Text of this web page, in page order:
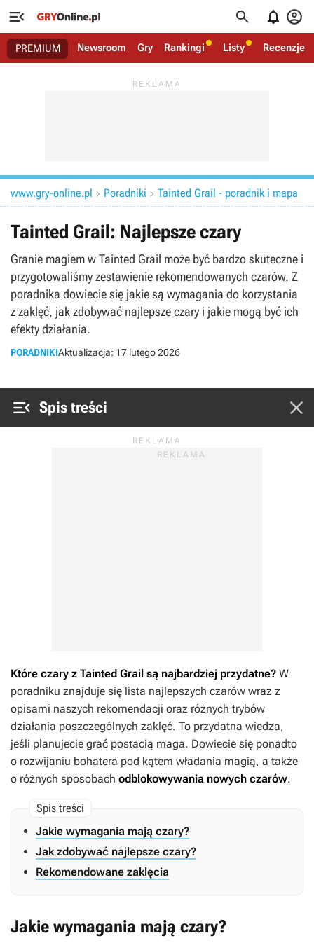
   
PREMIUM Newsroom Gry Rankingi Listy Recenzje
www.gry-online.pl  Poradniki  Tainted Grail - poradnik i mapa
Tainted Grail: Najlepsze czary
Granie magiem w Tainted Grail może być bardzo skuteczne i
przygotowaliśmy zestawienie rekomendowanych czarów. Z
poradnika dowiecie się jakie są wymagania do korzystania
z zaklęć, jak zdobywać najlepsze czary i jakie mogą być ich
efekty działania.
PORADNIKIAktualizacja: 17 lutego 2026
 Spis treści 
Które czary z Tainted Grail są najbardziej przydatne? W
poradniku znajduje się lista najlepszych czarów wraz z
opisami naszych rekomendacji oraz różnych trybów
działania poszczególnych zaklęć. To przydatna wiedza,
jeśli planujecie grać postacią maga. Dowiecie się ponadto
o rozwijaniu bohatera pod kątem władania magią, a także
o różnych sposobach odblokowywania nowych czarów.
Jakie wymagania mają czary?
Jak zdobywać najlepsze czary?
Rekomendowane zaklęcia
Jakie wymagania mają czary?